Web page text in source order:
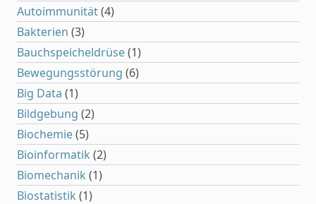
Autoimmunität(4)
Bakterien (3)
Bauchspeicheldrüse(1)
Bewegungsstörung (6)
Big Data (1)
Bildgebung (2)
Biochemie(5)
Bioinformatik (2)
Biomechanik (1)
Biostatistik (1)